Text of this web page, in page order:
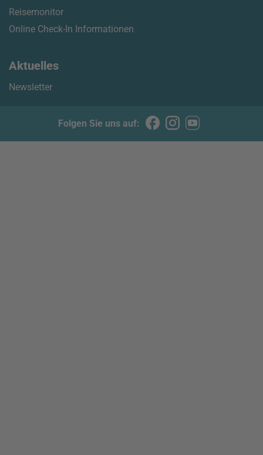
Reisemonitor
Online Check-In Informationen
Aktuelles
Newsletter
Folgen Sie uns auf: